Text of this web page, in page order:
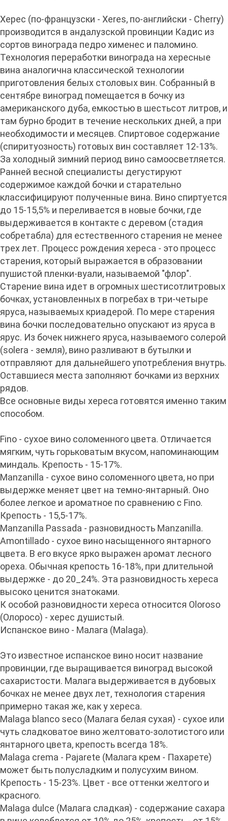
Херес (по-французски - Xeres, по-английски - Cherry)
производится в андалузской провинции Кадис из
сортов винограда педро хименес и паломино.
Технология переработки винограда на хересные
вина аналогична классической технологии
приготовления белых столовых вин. Собранный в
сентябре виноград помещается в бочку из
американского дуба, емкостью в шестьсот литров, и
там бурно бродит в течение нескольких дней, а при
необходимости и месяцев. Спиртовое содержание
(спиритуозность) готовых вин составляет 12-13%.
За холодный зимний период вино самоосветляется.
Ранней весной специалисты дегустируют
содержимое каждой бочки и старательно
классифицируют полученные вина. Вино спиртуется
до 15-15,5% и переливается в новые бочки, где
выдерживается в контакте с деревом (стадия
собретабла) для естественного старения не менее
трех лет. Процесс рождения хереса - это процесс
старения, который выражается в образовании
пушистой пленки-вуали, называемой "флор".
Старение вина идет в огромных шестисотлитровых
бочках, установленных в погребах в три-четыре
яруса, называемых криадерой. По мере старения
вина бочки последовательно опускают из яруса в
ярус. Из бочек нижнего яруса, называемого солерой
(solera - земля), вино разливают в бутылки и
отправляют для дальнейшего употребления внутрь.
Оставшиеся места заполняют бочками из верхних
рядов.
Все основные виды хереса готовятся именно таким
способом.
Fino - сухое вино соломенного цвета. Отличается
мягким, чуть горьковатым вкусом, напоминающим
миндаль. Крепость - 15-17%.
Manzanilla - сухое вино соломенного цвета, но при
выдержке меняет цвет на темно-янтарный. Оно
более легкое и ароматное по сравнению с Fino.
Крепость - 15,5-17%.
Manzanilla Passada - разновидность Manzanilla.
Amontillado - сухое вино насыщенного янтарного
цвета. В его вкусе ярко выражен аромат лесного
ореха. Обычная крепость 16-18%, при длительной
выдержке - до 20_24%. Эта разновидность хереса
высоко ценится знатоками.
К особой разновидности хереса относится Oloroso
(Олоросо) - херес душистый.
Испанское вино - Малага (Malaga).
Это известное испанское вино носит название
провинции, где выращивается виноград высокой
сахаристости. Малага выдерживается в дубовых
бочках не менее двух лет, технология старения
примерно такая же, как у хереса.
Malaga blanco seco (Малага белая сухая) - сухое или
чуть сладковатое вино желтовато-золотистого или
янтарного цвета, крепость всегда 18%.
Malaga crema - Pajarete (Малага крем - Пахарете)
может быть полусладким и полусухим вином.
Крепость - 15-23%. Цвет - все оттенки желтого и
красного.
Malaga dulce (Малага сладкая) - содержание сахара